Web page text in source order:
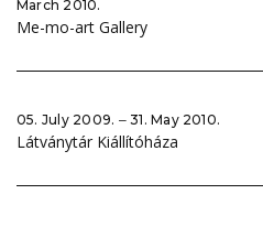
March 2010.
Me-mo-art Gallery
05. July 2009. ‒ 31. May 2010.
Látványtár Kiállítóháza